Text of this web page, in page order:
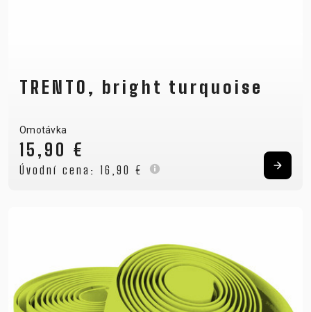
TRENTO, bright turquoise
Omotávka
15,90 €
Úvodní cena: 16,90 €